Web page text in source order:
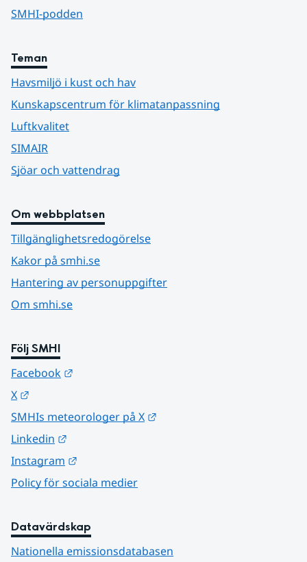
SMHI-podden
Teman
Havsmiljö i kust och hav
Kunskapscentrum för klimatanpassning
Luftkvalitet
SIMAIR
Sjöar och vattendrag
Om webbplatsen
Tillgänglighetsredogörelse
Kakor på smhi.se
Hantering av personuppgifter
Om smhi.se
Följ SMHI
Facebook
X
SMHIs meteorologer på X
Linkedin
Instagram
Policy för sociala medier
Datavärdskap
Nationella emissionsdatabasen